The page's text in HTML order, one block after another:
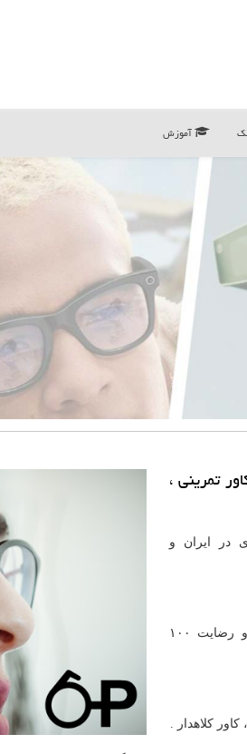
آموزش
تمرینی ،
در ایران و
با ۲ دهه سابقه درخشان در زمینه پوشاک ورزشی و رضایت ۱۰۰
کلاهدار .